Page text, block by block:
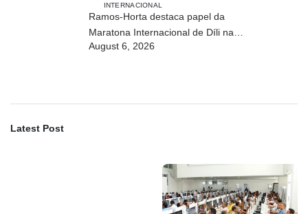
INTERNACIONAL
Ramos-Horta destaca papel da
Maratona Internacional de Díli na
mobilização da juventude
August 6, 2026
Latest Post